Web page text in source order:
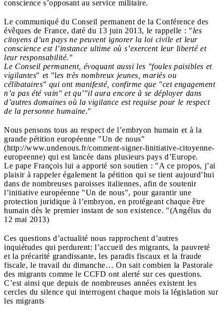
conscience s’opposant au service militaire.
Le communiqué du Conseil permanent de la Conférence des
évêques de France, daté du 13 juin 2013, le rappelle : "les
citoyens d’un pays ne peuvent ignorer la loi civile et leur
conscience est l’instance ultime où s’exercent leur liberté et
leur responsabilité."
Le Conseil permanent, évoquant aussi les "foules paisibles et
vigilantes" et "les très nombreux jeunes, mariés ou
célibataires" qui ont manifesté, confirme que "cet engagement
n’a pas été vain" et qu’"il aura encore à se déployer dans
d’autres domaines où la vigilance est requise pour le respect
de la personne humaine."
Nous pensons tous au respect de l’embryon humain et à la
grande pétition européenne "Un de nous"
(http://www.undenous.fr/comment-signer-linitiative-citoyenne-
europeenne) qui est lancée dans plusieurs pays d’Europe.
Le pape François lui a apporté son soutien : "A ce propos, j’ai
plaisir à rappeler également la pétition qui se tient aujourd’hui
dans de nombreuses paroisses italiennes, afin de soutenir
l’initiative européenne "Un de nous", pour garantir une
protection juridique à l’embryon, en protégeant chaque être
humain dès le premier instant de son existence. "(Angélus du
12 mai 2013)
Ces questions d’actualité nous rapprochent d’autres
inquiétudes qui perdurent: l’accueil des migrants, la pauvreté
et la précarité grandissante, les paradis fiscaux et la fraude
fiscale, le travail du dimanche… On sait combien la Pastorale
des migrants comme le CCFD ont alerté sur ces questions.
C’est ainsi que depuis de nombreuses années existent les
cercles du silence qui interrogent chaque mois la législation sur
les migrants